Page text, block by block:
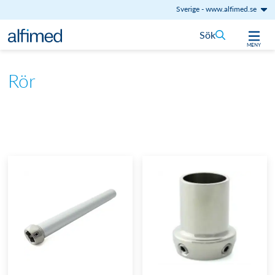
Sverige-www.alfimed.se
Hoppa till innehåll
MENY
Sök
Rör